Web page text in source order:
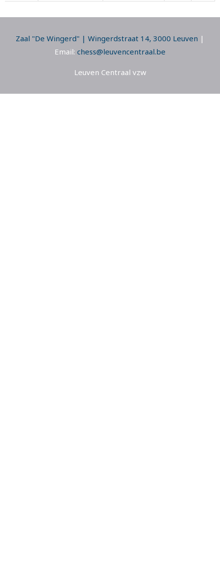
Zaal "De Wingerd" | Wingerdstraat 14, 3000 Leuven |
Email: chess@leuvencentraal.be
Leuven Centraal vzw